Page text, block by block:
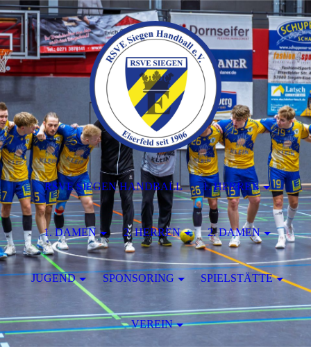
RSVE SIEGEN HANDBALL 1. HERREN
1. DAMEN 2. HERREN 2. DAMEN
JUGEND SPONSORING SPIELSTÄTTE
VEREIN